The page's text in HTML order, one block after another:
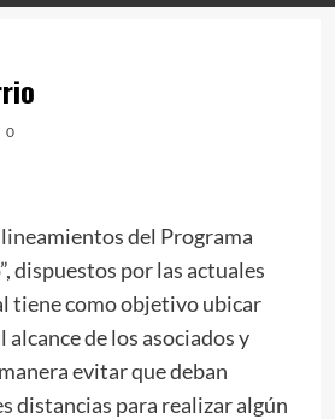
0
del Programa
dispuestos por las actuales
tiene como objetivo ubicar
de los asociados y
evitar que deban
distancias para realizar algún